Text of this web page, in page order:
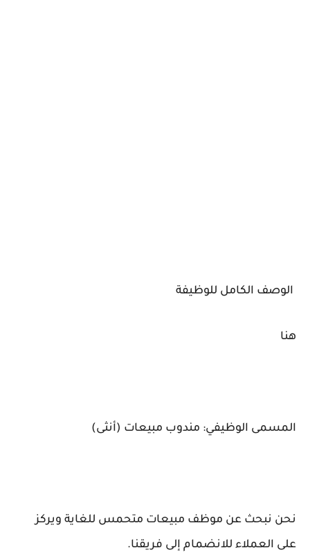
الوصف الكامل للوظيفة
هنا
المسمى الوظيفي: مندوب مبيعات (أنثى)
نحن نبحث عن موظف مبيعات متحمس للغاية ويركز
على العملاء للانضمام إلى فريقنا.